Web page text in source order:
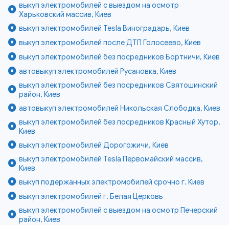
выкуп электромобилей с выездом на осмотр
Харьковский массив, Киев
выкуп электромобилей Tesla Виноградарь, Киев
выкуп электромобилей после ДТП Голосеево, Киев
выкуп электромобилей без посредников Бортничи, Киев
автовыкуп электромобилей Русановка, Киев
выкуп электромобилей без посредников Святошинский
район, Киев
автовыкуп электромобилей Никольская Слободка, Киев
выкуп электромобилей без посредников Красный Хутор,
Киев
выкуп электромобилей Дорогожичи, Киев
выкуп электромобилей Tesla Первомайский массив,
Киев
выкуп подержанных электромобилей срочно г. Киев
выкуп электромобилей г. Белая Церковь
выкуп электромобилей с выездом на осмотр Печерский
район, Киев